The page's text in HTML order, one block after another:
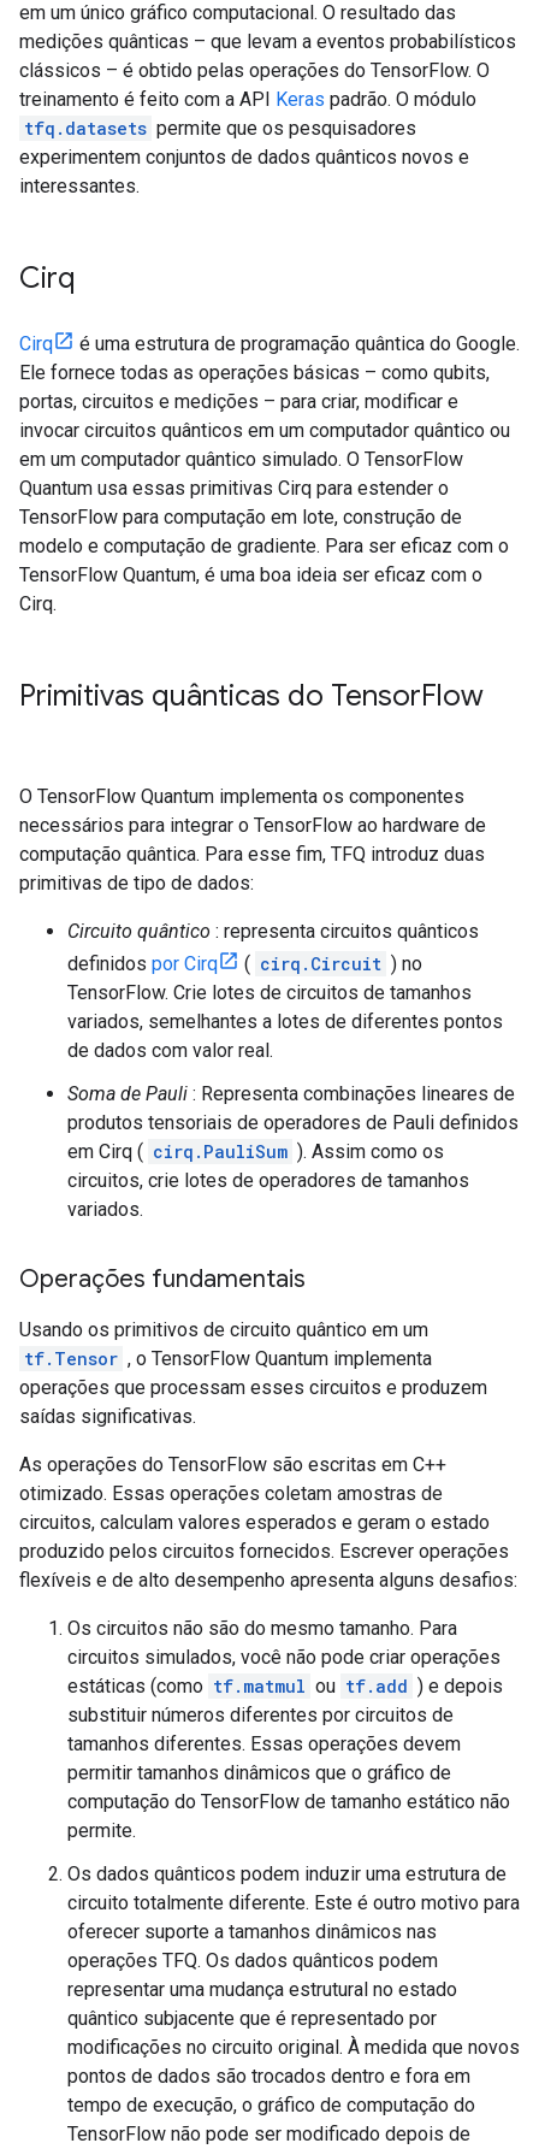
em um único gráfico computacional. O resultado das
medições quânticas – que levam a eventos probabilísticos
clássicos – é obtido pelas operações do TensorFlow. O
treinamento é feito com a API Keras padrão. O módulo
tfq.datasets permite que os pesquisadores
experimentem conjuntos de dados quânticos novos e
interessantes.
Cirq
Cirq
é uma estrutura de programação quântica do Google.
Ele fornece todas as operações básicas – como qubits,
portas, circuitos e medições – para criar, modificar e
invocar circuitos quânticos em um computador quântico ou
em um computador quântico simulado. O TensorFlow
Quantum usa essas primitivas Cirq para estender o
TensorFlow para computação em lote, construção de
modelo e computação de gradiente. Para ser eficaz com o
TensorFlow Quantum, é uma boa ideia ser eficaz com o
Cirq.
Primitivas quânticas do TensorFlow
O TensorFlow Quantum implementa os componentes
necessários para integrar o TensorFlow ao hardware de
computação quântica. Para esse fim, TFQ introduz duas
primitivas de tipo de dados:
Circuito quântico : representa circuitos quânticos
definidos por Cirq ( cirq.Circuit ) no
TensorFlow. Crie lotes de circuitos de tamanhos
variados, semelhantes a lotes de diferentes pontos
de dados com valor real.
Soma de Pauli : Representa combinações lineares de
produtos tensoriais de operadores de Pauli definidos
em Cirq ( cirq.PauliSum ). Assim como os
circuitos, crie lotes de operadores de tamanhos
variados.
Operações fundamentais
Usando os primitivos de circuito quântico em um
tf.Tensor , o TensorFlow Quantum implementa
operações que processam esses circuitos e produzem
saídas significativas.
As operações do TensorFlow são escritas em C++
otimizado. Essas operações coletam amostras de
circuitos, calculam valores esperados e geram o estado
produzido pelos circuitos fornecidos. Escrever operações
flexíveis e de alto desempenho apresenta alguns desafios:
Os circuitos não são do mesmo tamanho. Para
circuitos simulados, você não pode criar operações
estáticas (como tf.matmul ou tf.add ) e depois
substituir números diferentes por circuitos de
tamanhos diferentes. Essas operações devem
permitir tamanhos dinâmicos que o gráfico de
computação do TensorFlow de tamanho estático não
permite.
Os dados quânticos podem induzir uma estrutura de
circuito totalmente diferente. Este é outro motivo para
oferecer suporte a tamanhos dinâmicos nas
operações TFQ. Os dados quânticos podem
representar uma mudança estrutural no estado
quântico subjacente que é representado por
modificações no circuito original. À medida que novos
pontos de dados são trocados dentro e fora em
tempo de execução, o gráfico de computação do
TensorFlow não pode ser modificado depois de